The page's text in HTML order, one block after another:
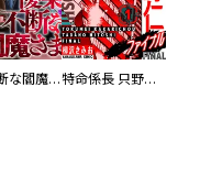
優柔不断な閻魔さま 特命係長 只野仁ファイナル 愛蔵版